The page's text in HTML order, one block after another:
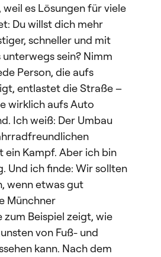
es Lösungen für viele
Du willst dich mehr
schneller und mit
sein? Nimm
Person, die aufs
entlastet die Straße –
wirklich aufs Auto
Ich weiß: Der Umbau
ein Kampf. Aber ich bin
Und ich finde: Wir sollten
wenn etwas gut
Münchner
Beispiel zeigt, wie
von Fuß- und
kann. Nach dem